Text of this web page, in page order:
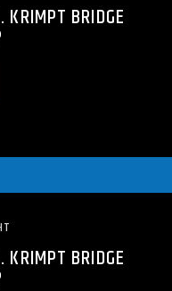
KRIMPT BRIDGE
KRIMPT BRIDGE